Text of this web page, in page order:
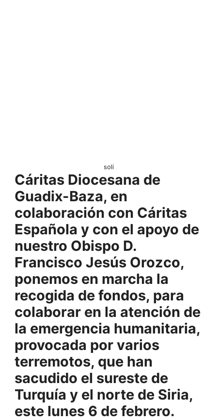
soli
Cáritas Diocesana de
Guadix-Baza, en
colaboración con Cáritas
Española y con el apoyo de
nuestro Obispo D.
Francisco Jesús Orozco,
ponemos en marcha la
recogida de fondos, para
colaborar en la atención de
la emergencia humanitaria,
provocada por varios
terremotos, que han
sacudido el sureste de
Turquía y el norte de Siria,
este lunes 6 de febrero.